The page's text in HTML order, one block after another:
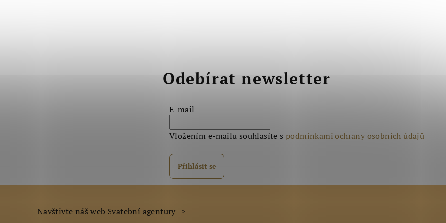
Odebírat newsletter
E-mail
Vložením e-mailu souhlasíte s podmínkami ochrany osobních údajů
Přihlásit se
Navštivte náš web Svatební agentury ->